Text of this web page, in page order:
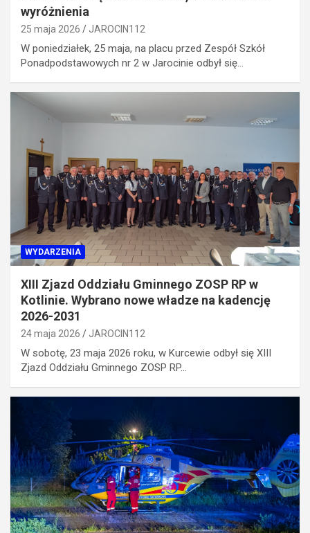
wyróżnienia
25 maja 2026 JAROCIN112
W poniedziałek, 25 maja, na placu przed Zespół Szkół
Ponadpodstawowych nr 2 w Jarocinie odbył się…
WYDARZENIA
XIII Zjazd Oddziału Gminnego ZOSP RP w
Kotlinie. Wybrano nowe władze na kadencję
2026-2031
24 maja 2026 JAROCIN112
W sobotę, 23 maja 2026 roku, w Kurcewie odbył się XIII
Zjazd Oddziału Gminnego ZOSP RP…